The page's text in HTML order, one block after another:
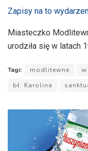
dźwiękowych
Zapisy na to
Miasteczko
urodziła się w latach
Tagi: modlitewne w
bł. Karolina